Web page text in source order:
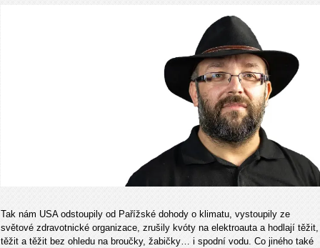
Tak nám USA odstoupily od Pařížské dohody o klimatu, vystoupily ze
světové zdravotnické organizace, zrušily kvóty na elektroauta a hodlají těžit,
těžit a těžit bez ohledu na broučky, žabičky… i spodní vodu. Co jiného také